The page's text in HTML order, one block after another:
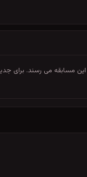
متفاوتی به این مسابقه می رسند.